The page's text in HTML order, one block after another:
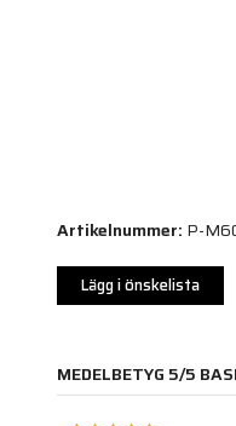
Artikelnummer: P-
Lägg i önskelista
MEDELBETYG 5/5